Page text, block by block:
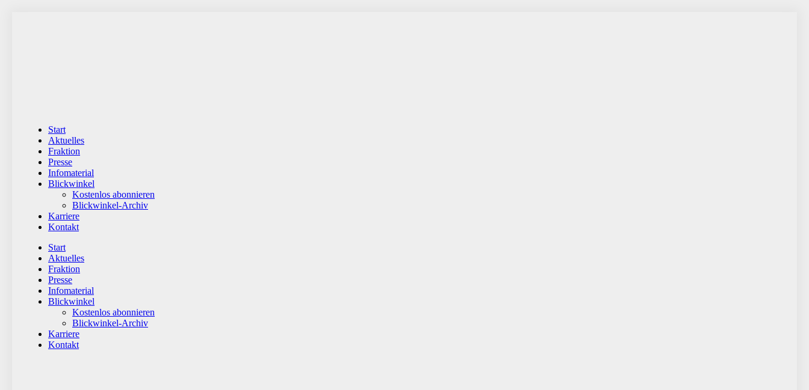
Start
Aktuelles
Fraktion
Presse
Infomaterial
Blickwinkel
Kostenlos abonnieren
Blickwinkel-Archiv
Karriere
Kontakt
Start
Aktuelles
Fraktion
Presse
Infomaterial
Blickwinkel
Kostenlos abonnieren
Blickwinkel-Archiv
Karriere
Kontakt